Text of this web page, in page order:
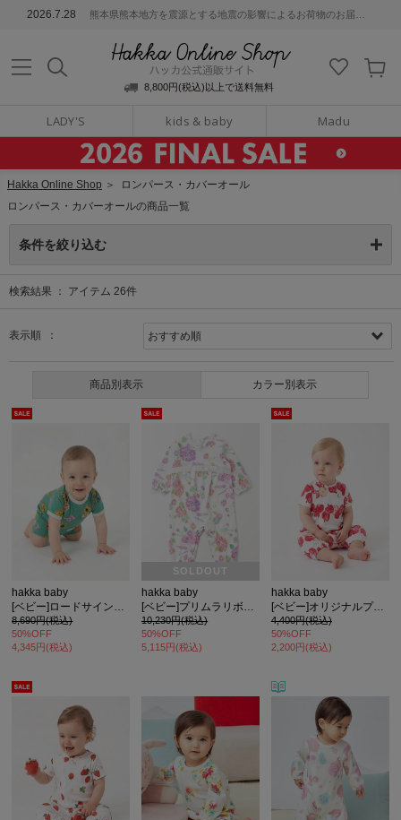
2026.7.28 熊本県熊本地方を震源とする地震の影響によるお荷物のお届けについて
8,800円(税込)以上で送料無料
LADY'S kids & baby Madu
通販サイト
Hakka Online Shop ＞
ロンパース・カバーオール
ロンパース・カバーオールの商品一覧
条件を絞り込む
検索結果 ： アイテム 26件
表示順 ：
商品別表示 カラー別表示
hakka baby
8,690円(税込)
50%OFF
4,345円(税込)
SOLDOUT
hakka baby
10,230円(税込)
50%OFF
5,115円(税込)
hakka baby
[ベビー]オリジナルプリント半袖2WAYカバーオール
4,400円(税込)
50%OFF
2,200円(税込)